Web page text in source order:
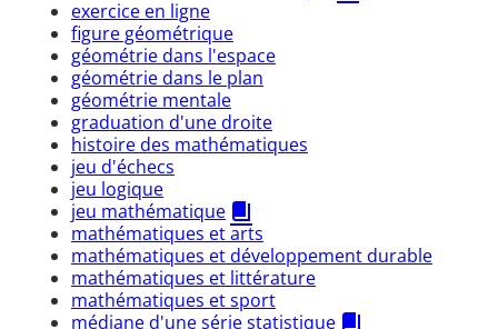
exercice en ligne
figure géométrique
géométrie dans l'espace
géométrie dans le plan
géométrie mentale
graduation d'une droite
histoire des mathématiques
jeu d'échecs
jeu logique
jeu mathématique
mathématiques et arts
mathématiques et développement durable
mathématiques et littérature
mathématiques et sport
médiane d'une série statistique